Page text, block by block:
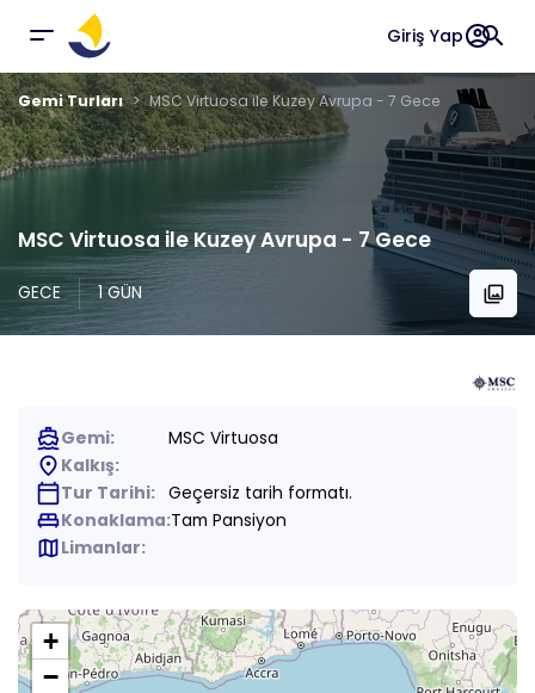
Giriş Yapaccount_circlesearch
Gemi Turları MSC Virtuosa ile Kuzey Avrupa - 7 Gece
MSC Virtuosa ile Kuzey Avrupa - 7 Gece
GECE 1 GÜN collections
directions_boatGemi: MSC Virtuosa
place Kalkış:
calendar_todayTur Tarihi: Geçersiz tarih formatı.
king_bedKonaklama:Tam Pansiyon
map Limanlar:
+
−